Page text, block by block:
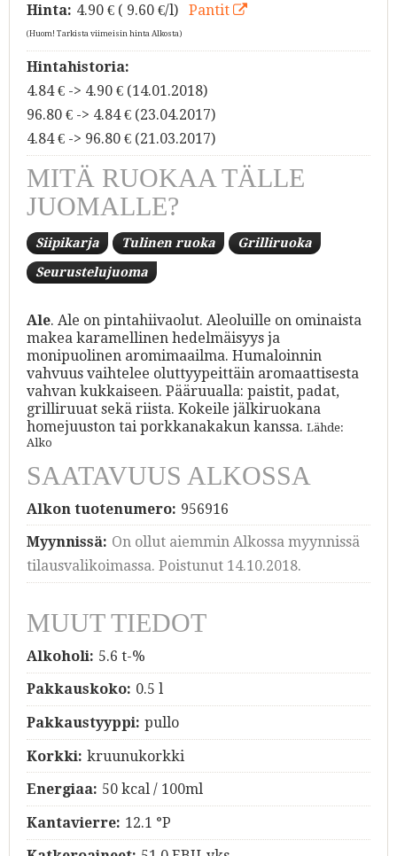
Hinta: 4.90€ ( 9.60 €/l) Pantit
(Huom! Tarkista viimeisin hinta Alkosta)
Hintahistoria:
4.84 € -> 4.90 € (14.01.2018)
96.80 € -> 4.84 € (23.04.2017)
4.84 € -> 96.80 € (21.03.2017)
MITÄ RUOKAA TÄLLE
JUOMALLE?
Siipikarja Tulinen ruoka Grilliruoka
Seurustelujuoma
Ale. Ale on pintahiivaolut. Aleoluille on ominaista
makea karamellinen hedelmäisyys ja
monipuolinen aromimaailma. Humaloinnin
vahvuus vaihtelee oluttyypeittäin aromaattisesta
vahvan kukkaiseen. Pääruualla: paistit, padat,
grilliruuat sekä riista. Kokeile jälkiruokana
homejuuston tai porkkanakakun kanssa. Lähde:
Alko
SAATAVUUS ALKOSSA
Alkon tuotenumero: 956916
Myynnissä: On ollut aiemmin Alkossa myynnissä
tilausvalikoimassa. Poistunut 14.10.2018.
MUUT TIEDOT
Alkoholi: 5.6 t-%
Pakkauskoko: 0.5 l
Pakkaustyyppi: pullo
Korkki: kruunukorkki
Energiaa: 50 kcal / 100ml
Kantavierre: 12.1 °P